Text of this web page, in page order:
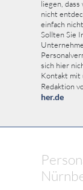
liegen,
nicht
einfach
Sollten Sie
sich hier
Kontakt mit
Redaktion
her.de